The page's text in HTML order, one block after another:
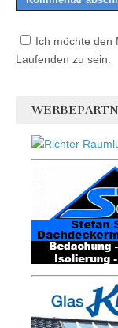
Ich möchte den
Laufenden zu sein.